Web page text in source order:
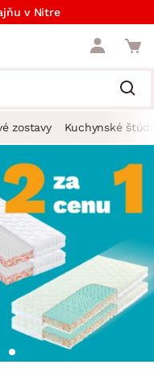
v Nitre
zostavy Kuchynské